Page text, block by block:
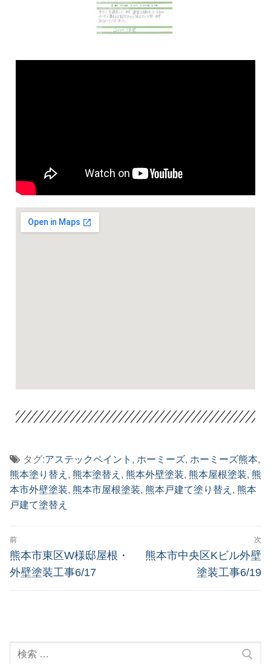
タグ:アステックペイント , ホーミーズ, ホーミーズ熊本,
熊本塗り替え , 熊本塗替え , 熊本外壁塗装, 熊本屋根塗装, 熊
本市外壁塗装, 熊本市屋根塗装, 熊本戸建て塗り替え , 熊本
戸建て塗替え
前
熊本市東区W様邸屋根・
外壁塗装工事6/17
次
熊本市中央区Kビル外壁
塗装工事6/19